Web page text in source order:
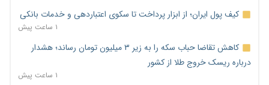
کیف پول ایران؛ از ابزار پرداخت تا سکوی اعتباردهی و خدمات بانکی
۱ ساعت پیش
کاهش تقاضا حباب سکه را به زیر ۳ میلیون تومان رساند؛ هشدار
درباره ریسک خروج طلا از کشور
۱ ساعت پیش